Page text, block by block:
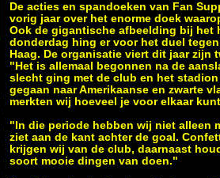
De acties en spandoeken van Fan
vorig jaar over het enorme doek
Ook de gigantische afbeelding bij het
donderdag hing er voor het duel
Haag. De organisatie viert dit jaar zijn
"Het is allemaal begonnen na de
slecht ging met de club en het
gegaan naar Amerikaanse en zwarte
merkten wij hoeveel je voor elkaar
"In die periode hebben wij niet alleen
ziet aan de kant achter de goal.
krijgen wij van de club, daarnaast
soort mooie dingen van doen."